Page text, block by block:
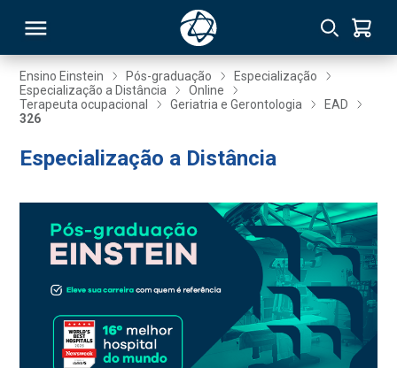
Ensino Einstein Pós-graduação
Especialização
Especialização a Distância
Online
Terapeuta ocupacional
Geriatria e Gerontologia
EAD
326
Especialização a Distância